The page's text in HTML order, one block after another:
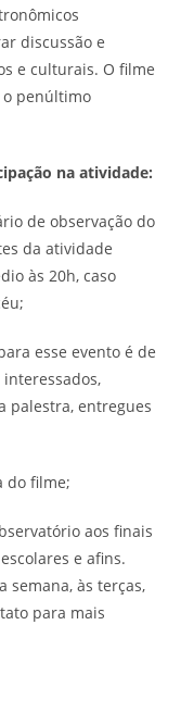
discussão e
e culturais. O filme
o penúltimo
na atividade:
de observação do
da atividade
às 20h, caso
esse evento é de
palestra, entregues
do filme;
aos finais
e afins.
semana, às terças,
para mais